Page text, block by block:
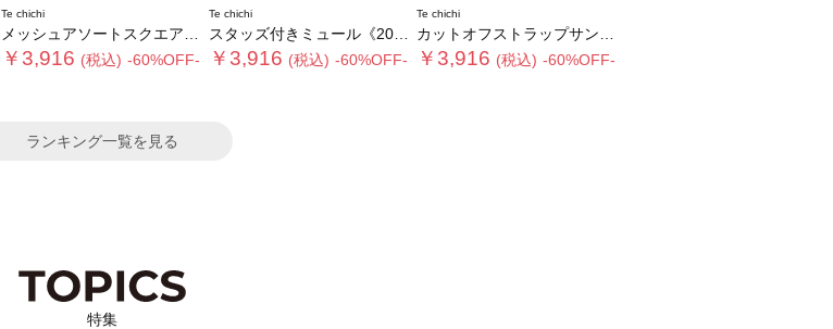
Te chichi
メッシュアソートスクエアトゥミュール
￥3,916 (税込) -60%OFF-
Te chichi
スタッズ付きミュール《2026 SUMMER LOOK item》
￥3,916 (税込) -60%OFF-
Te chichi
カットオフストラップサンダル《2026 SUMMER LOOK item》
￥3,916 (税込) -60%OFF-
ランキング一覧を見る
特集